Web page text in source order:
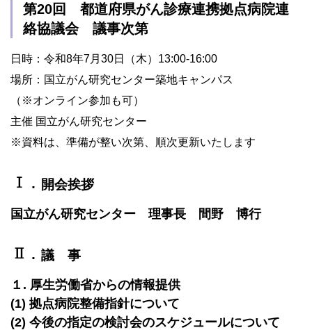
第20回 都道府県がん診療連携拠点病院連
絡協議会 議事次第
日時：令和8年7月30日（木）13:00-16:00
場所：国立がん研究センター築地キャンパス
（※オンライン参加も可）
主催 国立がん研究センター
※資料は、準備が整い次第、順次更新いたします
Ⅰ ． 開会挨拶
国立がん研究センター 理事長 間野 博行
Ⅱ ． 議 事
１. 厚生労働省からの情報提供
(1) 拠点病院整備指針について
(2) 今後の指定の検討会のスケジュールについて